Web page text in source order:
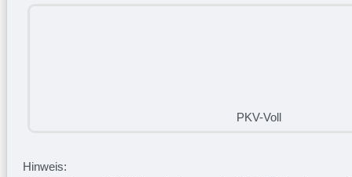
PKV-Voll
Hinweis: